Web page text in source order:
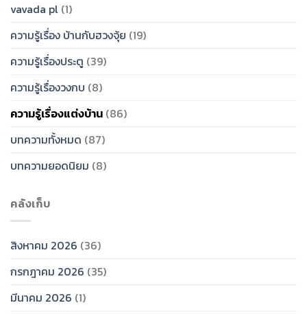
vavada pl (1)
ความรู้เรื่อง บ้านกับฮวงจุ้ย (19)
ความรู้เรื่องประตู (39)
ความรู้เรื่องวงกบ (8)
ความรู้เรื่องแต่งบ้าน (86)
บทความทั้งหมด (87)
บทความยอดนิยม (8)
คลังเก็บ
สิงหาคม 2026 (36)
กรกฎาคม 2026 (35)
มีนาคม 2026 (1)